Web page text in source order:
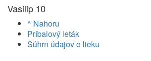
Vasilip 10
^ Nahoru
Príbalový leták
Súhrn údajov o lieku